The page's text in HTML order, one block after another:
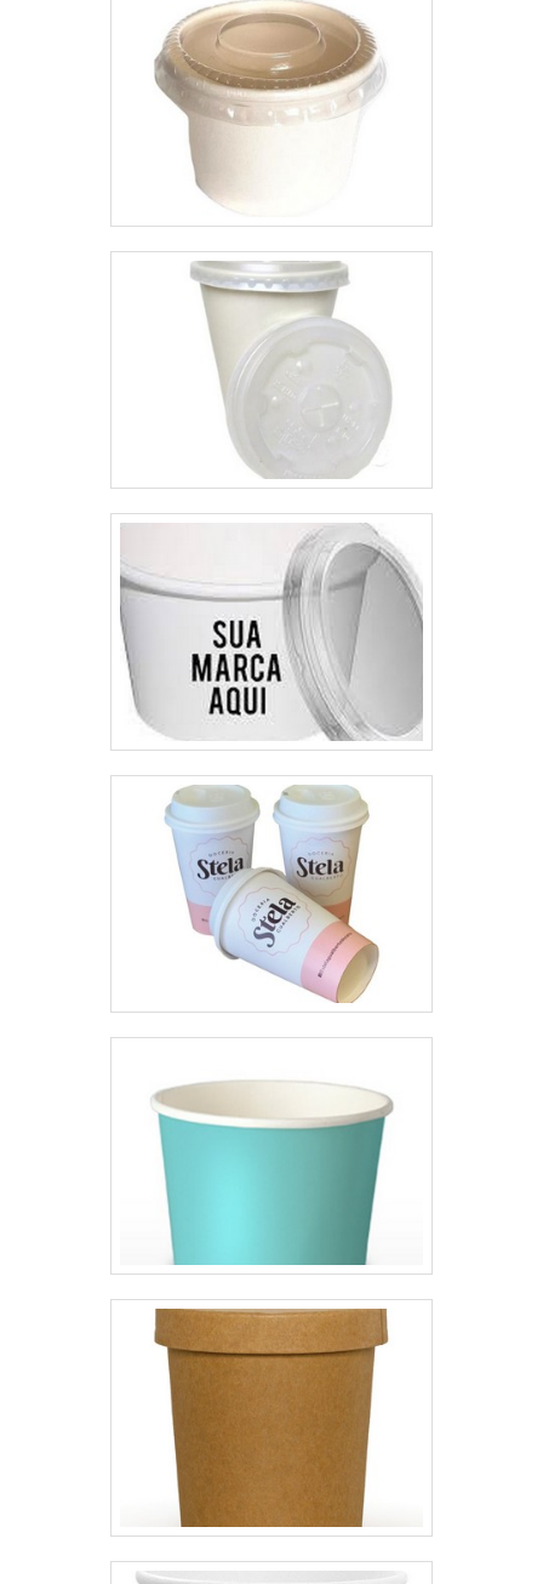
fato de a empresa ter escritório
de alta qualidade onde são
realizadas as atividades e
máquinas modernas. Esses
fatores, somados a um time com
colaboradores proativos e
funcionários que trabalham
devidamente paramentados,
fecham todo o ciclo de entrega
com excelência para toda a
carteira de clientes.Aproveite a
visita para acessar o site e saber
mais sobre a empresa, os
serviços e os produtos. Se
preferir, entre em contato com
um dos nossos consultores e
solicite um orçamento!
muitas formas diferentes de
demonstrar conhecimento e
autoridade em sua área de
atuação. Por que a Macpet é a
melhor opção quando o assunto
for bisnaga de plástico para
molhos: Comprometida com os
Altamente qualificada;
Inovadora;
Segura. REFERÊNCIA DE
QUALIDADE NO SEGMENTONa
Macpet existe o que há de
melhor em bisnaga de plástico
para molhos. Com foco na
experiência dos clientes, oferece
tampas.É comprometida com os
serviços e inovadora, padrões
alcançados por conter diversas
certificações, dentre elas,
ISO9001 e CIF – (Embalagens
para contato com Alimentos junto
a Vigilância Sanitária) e matérias-
primas com laudos de
ANVISA/FDA. Esses fatores,
somados a um time com
colaboradores capacitados e
profissionais com vasta
experiência na área, garantem a
melhor experiência para os
clientes com qualidade.Aproveite
a visita para acessar o nosso site
preferir, entre em contato com
um dos nossos consultores e
solicite um orçamento!